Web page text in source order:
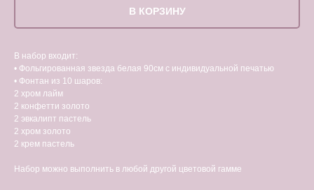
В КОРЗИНУ
В набор входит:
• Фольгированная звезда белая 90см с индивидуальной печатью
• Фонтан из 10 шаров:
2 хром лайм
2 конфетти золото
2 эвкалипт пастель
2 хром золото
2 крем пастель
Набор можно выполнить в любой другой цветовой гамме